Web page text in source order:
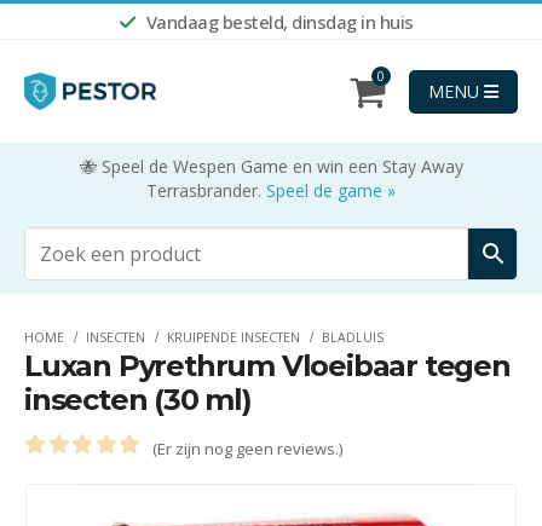
Vandaag besteld, dinsdag in huis
0
MENU
🐝 Speel de Wespen Game en win een Stay Away
Terrasbrander. Speel de game »
HOME INSECTEN KRUIPENDE INSECTEN BLADLUIS
Luxan Pyrethrum Vloeibaar tegen
insecten (30 ml)
(Er zijn nog geen reviews.)